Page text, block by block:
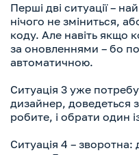
Перші дві ситуації –
нічого не зміниться,
коду. Але навіть якщо
за оновленнями – бо
автоматичною.
Ситуація 3 уже
дизайнер, доведеться
робите, і обрати один
Ситуація 4 – зворотна: